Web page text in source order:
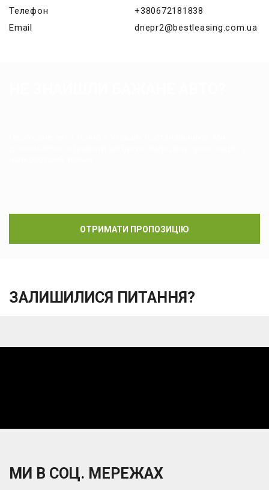
Телефон
+380672181838
Email
dnepr2@bestleasing.com.ua
ОТРИМАТИ ПРОПОЗИЦІЮ
ЗАЛИШИЛИСЯ ПИТАННЯ?
МИ В СОЦ. МЕРЕЖАХ